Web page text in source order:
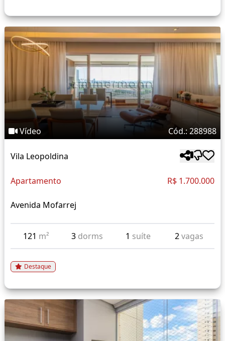
Vídeo Cód.: 288988
Vila Leopoldina
Apartamento R$ 1.700.000
Avenida Mofarrej
121 m² 3 dorms 1 suíte 2vagas
Destaque